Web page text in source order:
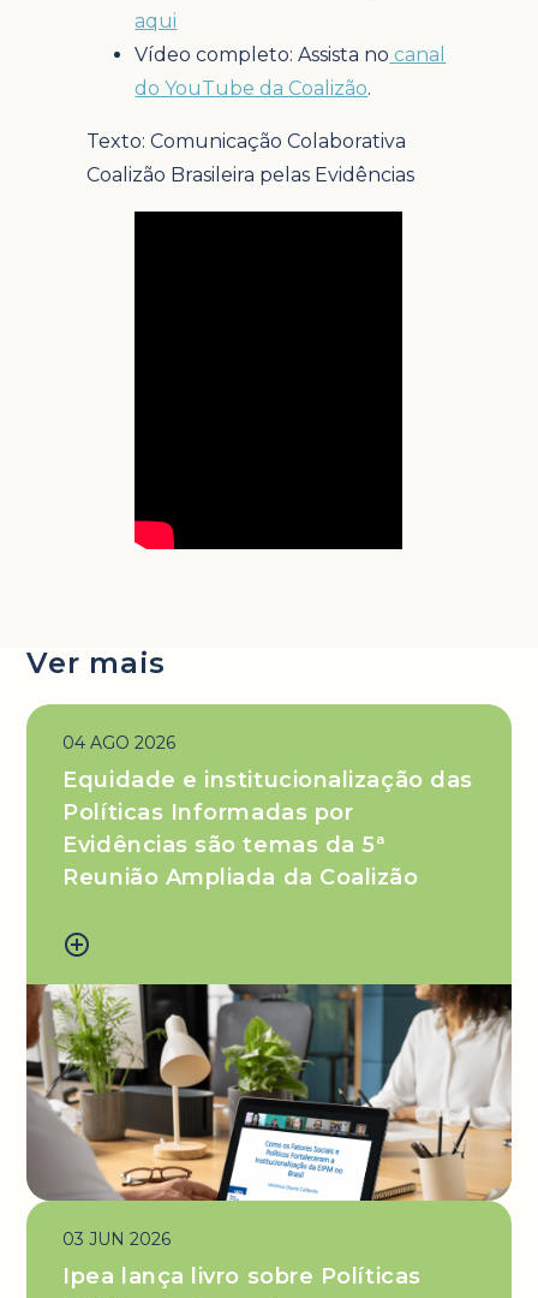
aqui
Vídeo completo: Assista no canal
do YouTube da Coalizão.
Texto: Comunicação Colaborativa
Coalizão Brasileira pelas Evidências
Ver mais
04 AGO 2026
Equidade e institucionalização das
Políticas Informadas por
Evidências são temas da 5ª
Reunião Ampliada da Coalizão
add_circle_outline
03 JUN 2026
Ipea lança livro sobre Políticas